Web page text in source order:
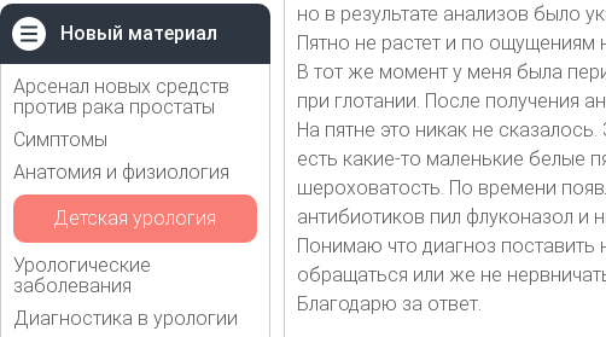
Новый материал
Арсенал новых средств
против рака простаты
Симптомы
Анатомия и физиология
Детская урология
Урологические
заболевания
Диагностика в урологии
но в результате анализов было
Пятно не растет и по ощущениям
В тот же момент у меня была
при глотании. После получения
На пятне это никак не
есть какие-то маленькие белые
шероховатость. По времени
антибиотиков пил флуконазол и
Понимаю что диагноз поставить
обращаться или же не
Благодарю за ответ.